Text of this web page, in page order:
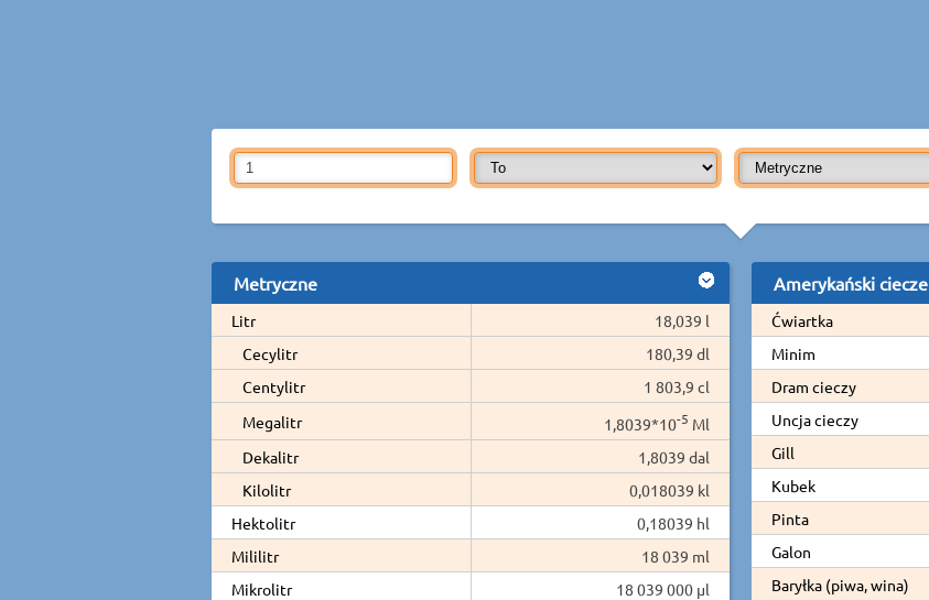
Metryczne
Litr
18,039 l
Cecylitr
180,39 dl
Centylitr
1 803,9 cl
Megalitr
1,8039*10-5 Ml
Dekalitr
1,8039 dal
Kilolitr
0,018039 kl
Hektolitr
0,18039 hl
Mililitr
18 039 ml
Mikrolitr
18 039 000 µl
Amerykański ciecze
Ćwiartka
Minim
Dram cieczy
Uncja cieczy
Gill
Kubek
Pinta
Galon
Baryłka (piwa, wina)